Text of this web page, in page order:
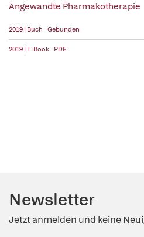
Angewandte Pharmakotherapie
2019 | Buch - Gebunden
2019 | E-Book - PDF
Newsletter
Jetzt anmelden und keine